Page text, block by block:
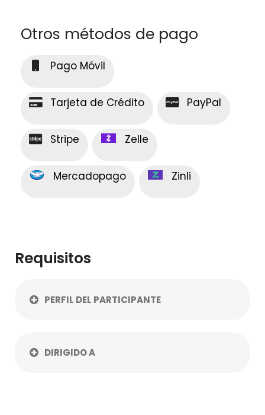
Otros métodos de pago
Pago Móvil
Tarjeta de Crédito PayPal
Stripe Zelle
Mercadopago Zinli
Requisitos
PERFIL DEL PARTICIPANTE
DIRIGIDO A